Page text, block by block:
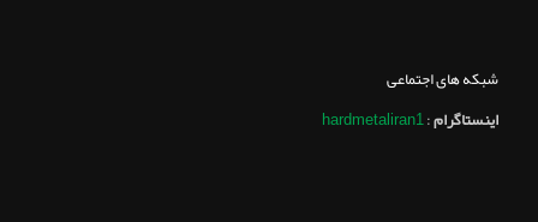
شبکه های اجتماعی
اینستاگرام:
hardmetaliran1